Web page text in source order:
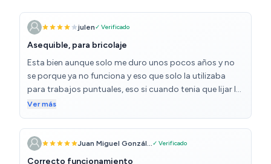
julen✓ Verificado
Asequible, para bricolaje
Esta bien aunque solo me duro unos pocos años y no
se porque ya no funciona y eso que solo la utilizaba
para trabajos puntuales, eso si cuando tenia que lijar le
metia bastante tralla incluso tuve que cambiarle el
disco del velcro por el desgaste ya que no pegaban los
discos de lija. Para trabajos de bricolaje esporadicos y
sin meterle mucho tiempo de trabajo esta bien. Para
uso profesional no.
Ver más
Juan Miguel Gonzál... ✓ Verificado
Correcto funcionamiento